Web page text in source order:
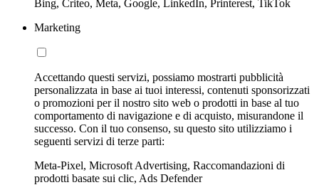
Bing, Criteo, Meta, Google, LinkedIn, Printerest, TikTok
Marketing
Accettando questi servizi, possiamo mostrarti pubblicità
personalizzata in base ai tuoi interessi, contenuti sponsorizzati
o promozioni per il nostro sito web o prodotti in base al tuo
comportamento di navigazione e di acquisto, misurandone il
successo. Con il tuo consenso, su questo sito utilizziamo i
seguenti servizi di terze parti:
Meta-Pixel, Microsoft Advertising, Raccomandazioni di
prodotti basate sui clic, Ads Defender